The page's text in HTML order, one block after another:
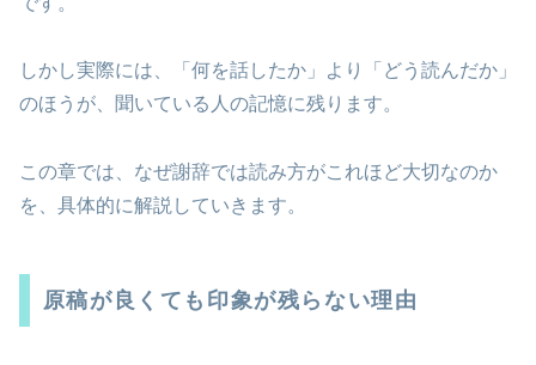
しかし実際には、「何を話したか」より「どう読んだか」
のほうが、聞いている人の記憶に残ります。
この章では、なぜ謝辞では読み方がこれほど大切なのか
を、具体的に解説していきます。
原稿が良くても印象が残らない理由